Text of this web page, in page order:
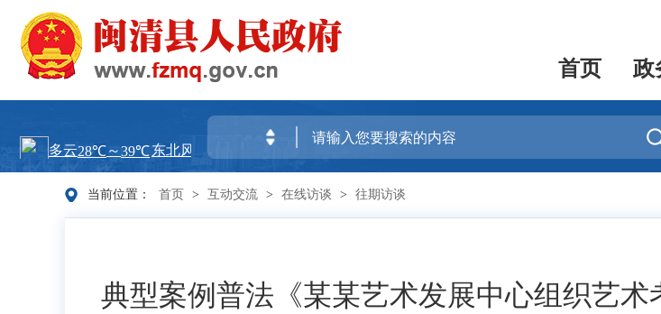
首页 政
当前位置： 首页 > 互动交流 > 在线访谈 > 往期访谈
典型案例普法《某某艺术发展中心组织艺